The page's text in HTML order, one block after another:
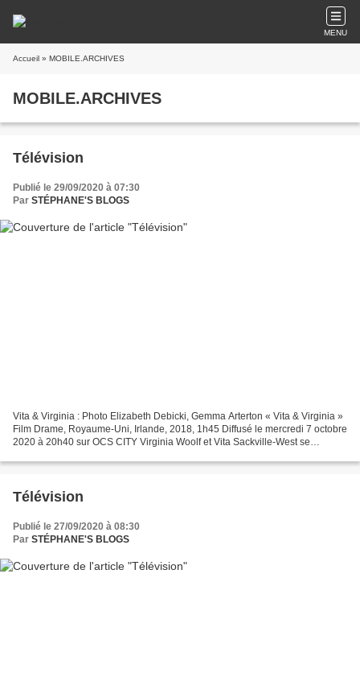
MENU
Accueil » MOBILE.ARCHIVES
MOBILE.ARCHIVES
Télévision
Publié le 29/09/2020 à 07:30
Par STÉPHANE'S BLOGS
Vita & Virginia : Photo Elizabeth Debicki, Gemma Arterton « Vita & Virginia »
Film Drame, Royaume-Uni, Irlande, 2018, 1h45 Diffusé le mercredi 7 octobre
2020 à 20h40 sur OCS CITY Virginia Woolf et Vita Sackville-West se
Télévision
Publié le 27/09/2020 à 08:30
Par STÉPHANE'S BLOGS